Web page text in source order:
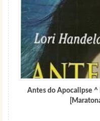
Antes do Apocalipse ^